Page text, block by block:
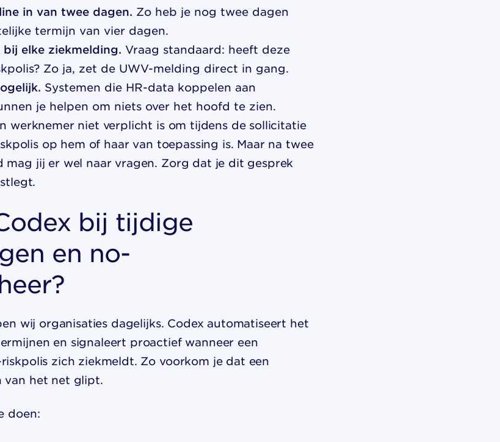
in van twee dagen. Zo heb je nog twee dagen
termijn van vier dagen.
elke ziekmelding. Vraag standaard: heeft deze
Zo ja, zet de UWV-melding direct in gang.
Systemen die HR-data koppelen aan
je helpen om niets over het hoofd te zien.
werknemer niet verplicht is om tijdens de sollicitatie
op hem of haar van toepassing is. Maar na twee
mag jij er wel naar vragen. Zorg dat je dit gesprek
bij tijdige
en no-
wij organisaties dagelijks. Codex automatiseert het
en signaleert proactief wanneer een
zich ziekmeldt. Zo voorkom je dat een
van het net glipt.
doen: